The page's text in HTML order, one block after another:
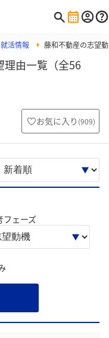
活情報 藤和不動産の志望
理由一覧（全56
お気に入り (909)
フェーズ